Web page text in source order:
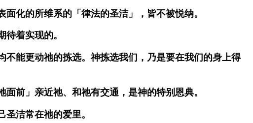
化的所维系的「律法的圣洁」，皆不被悦纳。
着实现的。
能更动祂的拣选。神拣选我们，乃是要在我们的身上得
前」亲近祂、和祂有交通，是神的特别恩典。
洁常在祂的爱里。